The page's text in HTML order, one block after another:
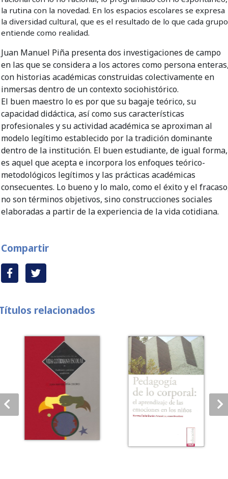
la rutina con la novedad. En los espacios escolares se expresa
la diversidad cultural, que es el resultado de lo que cada grupo
entiende como realidad.
Juan Manuel Piña presenta dos investigaciones de campo
en las que se considera a los actores como persona
con historias académicas construidas colectivamente en
inmersas dentro de un contexto sociohistórico.
El buen maestro lo es por que su bagaje teórico, su
capacidad didáctica, así como sus características
profesionales y su actividad académica se aproximan al
modelo legítimo establecido por la tradición dominante
dentro de la institución. El buen estudiante, de igual forma,
es aquel que acepta e incorpora los enfoques teórico-
metodológicos legítimos y las prácticas académicas
consecuentes. Lo bueno y lo malo, como el éxito y el
no son términos objetivos, sino construcciones sociales
elaboradas a partir de la experiencia de la vida cotidiana.
Compartir
relacionados